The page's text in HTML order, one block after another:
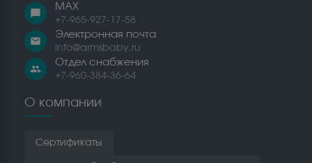
chat_bubble
MAX
+7-965-927-17-58
email
Электронная почта
info@armsbaby.ru
people
Отдел снабжения
+7-960-384-36-64
О компании
Сертификаты